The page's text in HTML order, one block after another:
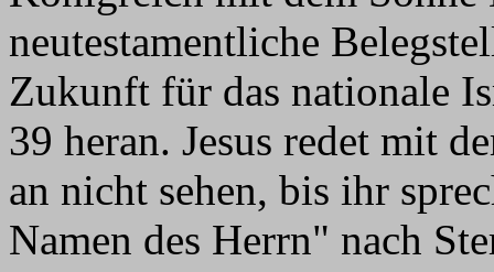
neutestamentliche
Zukunft für das nationale
39 heran. Jesus redet mit
an nicht sehen, bis ihr
Namen des Herrn" nach